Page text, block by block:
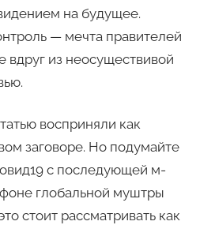
на будущее.
— мечта правителей
из неосуществивой
восприняли как
заговоре. Но подумайте
с последующей м-
глобальной муштры
стоит рассматривать как